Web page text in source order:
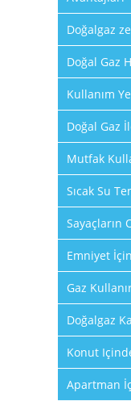
Doğalgaz
Doğal Gaz
Kullanım
Doğal Gaz
Mutfak
Sıcak Su
Sayaçların
Emniyet
Gaz
Doğalgaz
Konut
Apartman